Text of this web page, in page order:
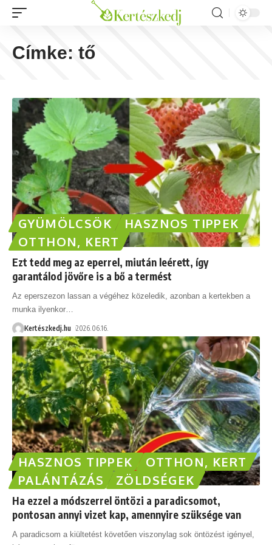
Címke: tő
GYÜMÖLCSÖK
HASZNOS TIPPEK
OTTHON, KERT
Ezt tedd meg az eperrel, miután leérett, így
garantálod jövőre is a bő a termést
Az eperszezon lassan a végéhez közeledik, azonban a kertekben a
munka ilyenkor
Kertészkedj.hu 2026.06.16.
HASZNOS TIPPEK
OTTHON, KERT
PALÁNTÁZÁS
ZÖLDSÉGEK
Ha ezzel a módszerrel öntözi a paradicsomot,
pontosan annyi vizet kap, amennyire szüksége van
A paradicsom a kiültetést követően viszonylag sok öntözést igényel,